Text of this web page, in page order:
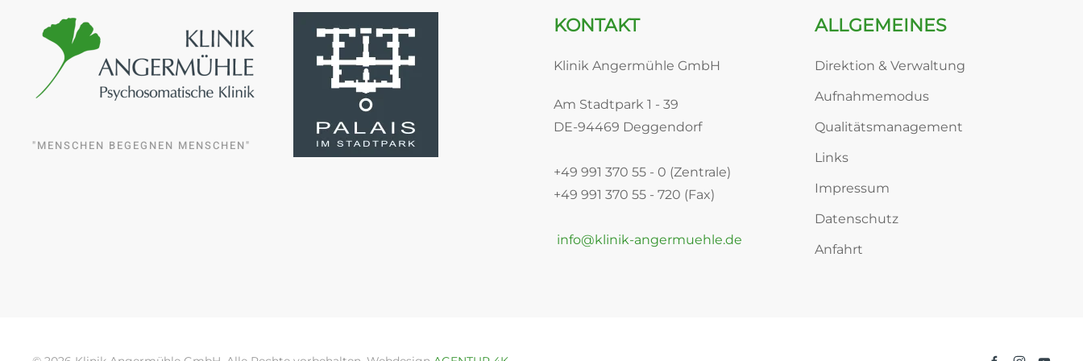
"MENSCHEN BEGEGNEN MENSCHEN"
KONTAKT
Klinik Angermühle GmbH
Am Stadtpark 1 - 39
DE-94469 Deggendorf
+49 991 370 55 - 0 (Zentrale)
+49 991 370 55 - 720 (Fax)
info@klinik-angermuehle.de
ALLGEMEINES
Direktion & Verwaltung
Aufnahmemodus
Qualitätsmanagement
Links
Impressum
Datenschutz
Anfahrt